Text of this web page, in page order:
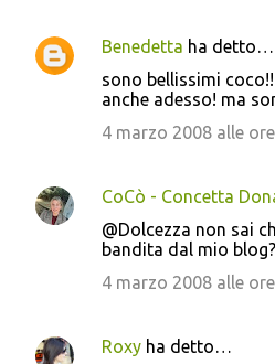
C
e
n
Benedetta ha detto…
sono bellissimi
anche adesso! ma
4 marzo 2008 alle
CoCò - Concetta
@Dolcezza non sai
bandita dal mio blog?
4 marzo 2008 alle
Roxy ha detto…